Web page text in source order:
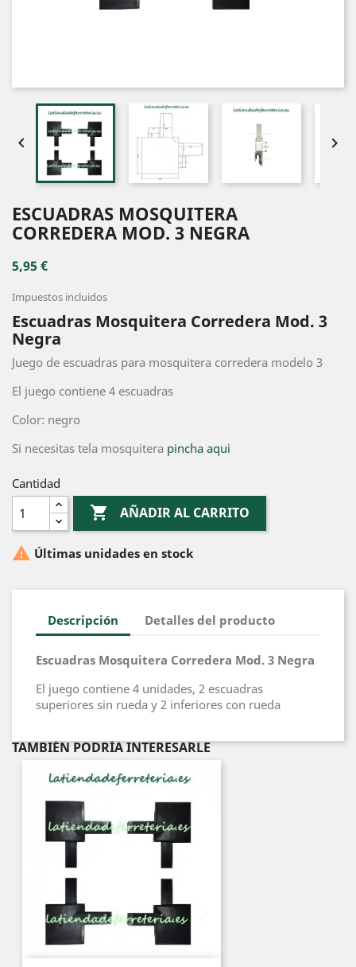
 
ESCUADRAS MOSQUITERA
CORREDERA MOD. 3 NEGRA
5,95 €
Impuestos incluidos
Escuadras Mosquitera Corredera Mod. 3
Negra
Juego de escuadras para mosquitera corredera modelo 3
El juego contiene 4 escuadras
Color: negro
Si necesitas tela mosquitera pincha aqui
Cantidad
 AÑADIR AL CARRITO
 Últimas unidades en stock
Descripción Detalles del producto
Escuadras Mosquitera Corredera Mod. 3 Negra
El juego contiene 4 unidades, 2 escuadras
superiores sin rueda y 2 inferiores con rueda
TAMBIÉN PODRÍA INTERESARLE